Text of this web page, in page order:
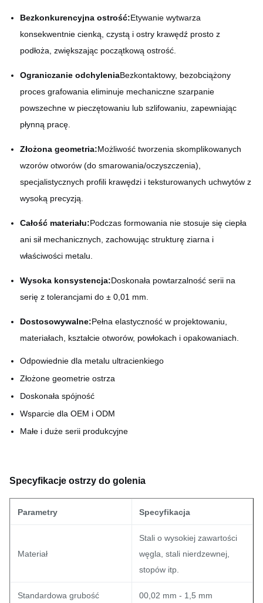
Bezkonkurencyjna ostrość:Etywanie wytwarza
konsekwentnie cienką, czystą i ostry krawędź prosto z
podłoża, zwiększając początkową ostrość.
Ograniczanie odchyleniaBezkontaktowy, bezobciążony
proces grafowania eliminuje mechaniczne szarpanie
powszechne w pieczętowaniu lub szlifowaniu, zapewniając
płynną pracę.
Złożona geometria:Możliwość tworzenia skomplikowanych
wzorów otworów (do smarowania/oczyszczenia),
specjalistycznych profili krawędzi i teksturowanych uchwytów z
wysoką precyzją.
Całość materiału:Podczas formowania nie stosuje się ciepła
ani sił mechanicznych, zachowując strukturę ziarna i
właściwości metalu.
Wysoka konsystencja:Doskonała powtarzalność serii na
serię z tolerancjami do ± 0,01 mm.
Dostosowywalne:Pełna elastyczność w projektowaniu,
materiałach, kształcie otworów, powłokach i opakowaniach.
Odpowiednie dla metalu ultracienkiego
Złożone geometrie ostrza
Doskonała spójność
Wsparcie dla OEM i ODM
Małe i duże serii produkcyjne
Specyfikacje ostrzy do golenia
Parametry Specyfikacja
Materiał
Stali o wysokiej zawartości
węgla, stali nierdzewnej,
stopów itp.
Standardowa grubość 00,02 mm - 1,5 mm